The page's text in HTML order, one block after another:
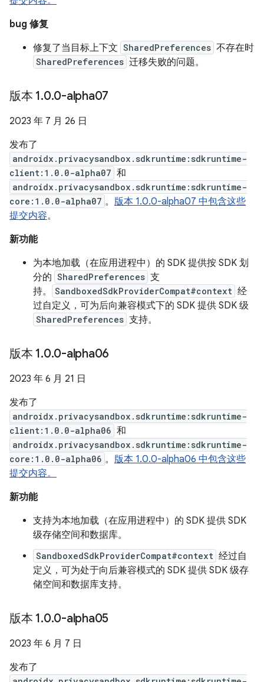
bug 修复
修复了当目标上下文 SharedPreferences 不存在时
SharedPreferences 迁移失败的问题。
版本 1.0.0-alpha07
2023 年 7 月 26 日
发布了
androidx.privacysandbox.sdkruntime:sdkruntime-
client:1.0.0-alpha07 和
androidx.privacysandbox.sdkruntime:sdkruntime-
core:1.0.0-alpha07 。 版本 1.0.0-alpha07 中包含这些
提交内容。
新功能
为本地加载（在应用进程中）的 SDK 提供按 SDK 划
分的 SharedPreferences 支
持。
SandboxedSdkProviderCompat#context 经
过自定义，可为后向兼容模式下的 SDK 提供 SDK 级
SharedPreferences 支持。
版本 1.0.0-alpha06
2023 年 6 月 21 日
发布了
androidx.privacysandbox.sdkruntime:sdkruntime-
client:1.0.0-alpha06 和
androidx.privacysandbox.sdkruntime:sdkruntime-
core:1.0.0-alpha06 。 版本 1.0.0-alpha06 中包含这些
提交内容。
新功能
支持为本地加载（在应用进程中）的 SDK 提供 SDK
级存储空间和数据库。
SandboxedSdkProviderCompat#context 经过自
定义，可为处于向后兼容模式的 SDK 提供 SDK 级存
储空间和数据库支持。
版本 1.0.0-alpha05
2023 年 6 月 7 日
发布了